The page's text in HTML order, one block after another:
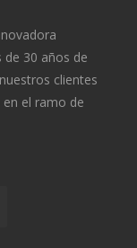
30 años de
clientes
el ramo de